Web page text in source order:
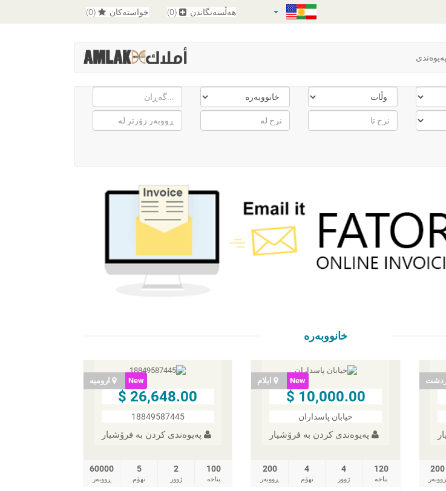
خواستەکان (0) هەڵسەنگاندن (0)
پەیوەندی
خانووبەرە
ارومیه New
26,648.00 $
18849587445
پەیوەندی کردن به فرۆشیار
60000
ڕووبەر
5
نهۆم
2
ژوور
100
بناخه‌
ایلام New
10,000.00 $
خیابان پاسداران
پەیوەندی کردن به فرۆشیار
200
ڕووبەر
4
نهۆم
4
ژوور
120
بناخه‌
200
ڕووبەر